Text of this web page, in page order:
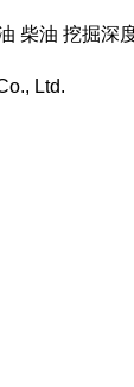
柴油 挖掘深
Ltd.